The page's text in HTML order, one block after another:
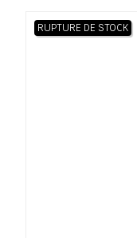
RUPTURE DE STOCK